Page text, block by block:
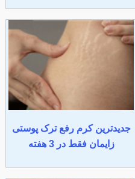
جدیدترین کرم رفع ترک پوستی
زایمان فقط در 3 هفته